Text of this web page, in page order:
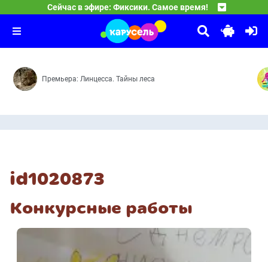
Сейчас в эфире: Фиксики. Самое время!
04:40
Фиксики. Самое время!
Материя — Изобретение — Циолковский — Диван —
Премьера: Линцесса. Тайны леса
id1020873
Конкурсные работы